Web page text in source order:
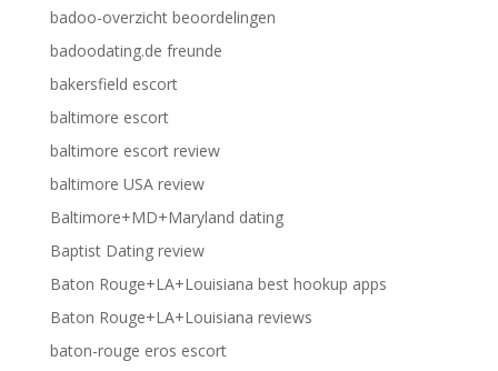
badoo-overzicht beoordelingen
badoodating.de freunde
bakersfield escort
baltimore escort
baltimore escort review
baltimore USA review
Baltimore+MD+Maryland dating
Baptist Dating review
Baton Rouge+LA+Louisiana best hookup apps
Baton Rouge+LA+Louisiana reviews
baton-rouge eros escort